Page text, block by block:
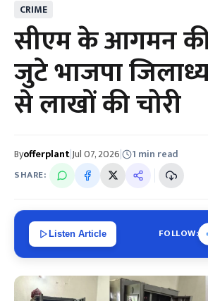
CRIME
सीएम के आगमन की
जुटे भाजपा
से लाखों की चोरी
Byofferplant|Jul 07, 2026| 1 min read
SHARE:
Listen Article FOLLOW: